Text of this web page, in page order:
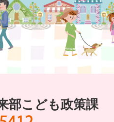
部こども政策課